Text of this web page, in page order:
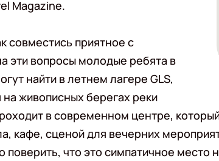
Magazine.
совместись приятное с
эти вопросы молодые ребята в
найти в летнем лагере GLS,
живописных берегах реки
в современном центре,
кафе, сценой для вечерних
что это симпатичное место